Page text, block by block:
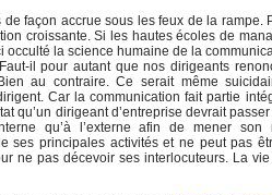
façon accrue sous les feux de la rampe.
croissante. Si les hautes écoles de
occulté la science humaine de la
il pour autant que nos dirigeants
au contraire. Ce serait même
Car la communication fait partie
qu’un dirigeant d’entreprise devrait
qu’à l’externe afin de mener
ses principales activités et ne peut pas
ne pas décevoir ses interlocuteurs. La